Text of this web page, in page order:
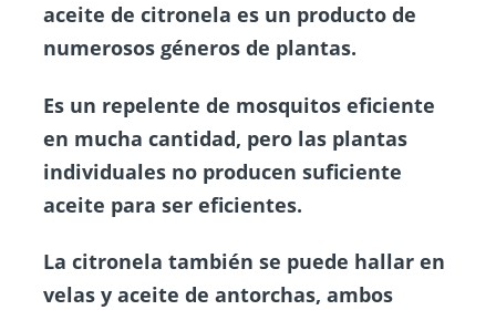
aceite de citronela es un producto de
numerosos géneros de plantas.
Es un repelente de mosquitos eficiente
en mucha cantidad, pero las plantas
individuales no producen suficiente
aceite para ser eficientes.
La citronela también se puede hallar en
velas y aceite de antorchas, ambos